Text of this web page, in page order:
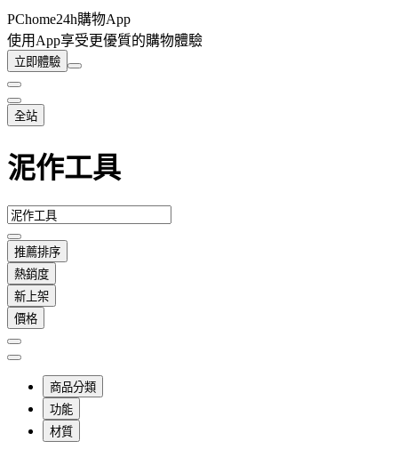
PChome24h購物App
使用App享受更優質的購物體驗
立即體驗
全站
泥作工具
推薦排序
熱銷度
新上架
價格
商品分類
功能
材質